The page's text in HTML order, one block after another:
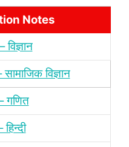
Notes
विज्ञान
गणित